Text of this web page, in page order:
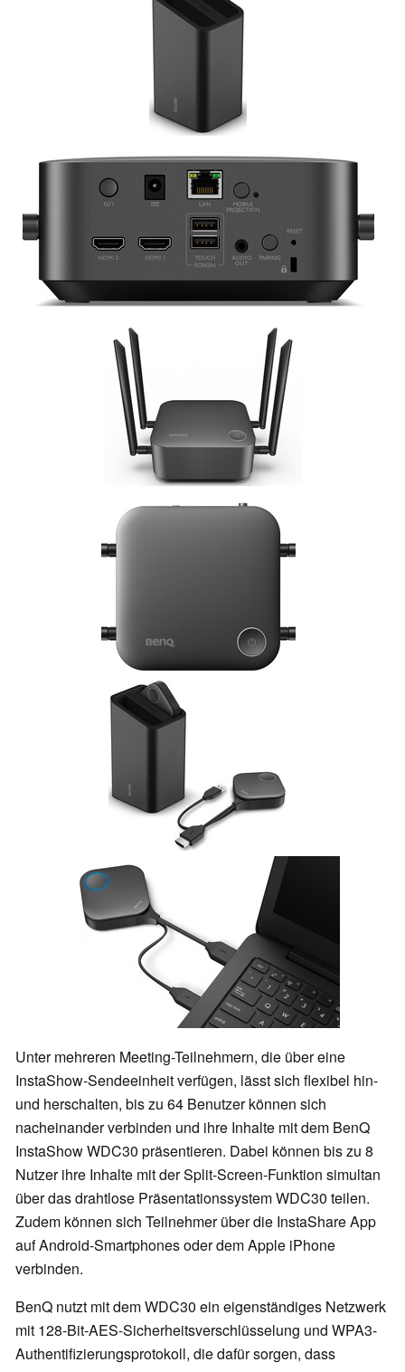
Unter mehreren Meeting-Teilnehmern, die über eine
InstaShow-Sendeeinheit verfügen, lässt sich flexibel hin-
und herschalten, bis zu 64 Benutzer können sich
nacheinander verbinden und ihre Inhalte mit dem BenQ
InstaShow WDC30 präsentieren. Dabei können bis zu 8
Nutzer ihre Inhalte mit der Split-Screen-Funktion simultan
über das drahtlose Präsentationssystem WDC30 teilen.
Zudem können sich Teilnehmer über die InstaShare App
auf Android-Smartphones oder dem Apple iPhone
verbinden.
BenQ nutzt mit dem WDC30 ein eigenständiges Netzwerk
mit 128-Bit-AES-Sicherheitsverschlüsselung und WPA3-
Authentifizierungsprotokoll, die dafür sorgen, dass